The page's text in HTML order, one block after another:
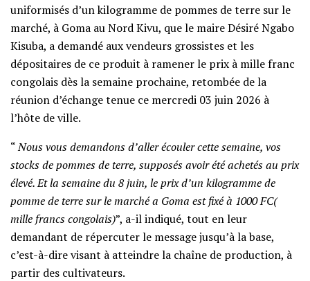
uniformisés d’un kilogramme de pommes de terre sur le
marché, à Goma au Nord Kivu, que le maire Désiré Ngabo
Kisuba, a demandé aux vendeurs grossistes et les
dépositaires de ce produit à ramener le prix à mille franc
congolais dès la semaine prochaine, retombée de la
réunion d’échange tenue ce mercredi 03 juin 2026 à
l’hôte de ville.
“Nous vous demandons d’aller écouler cette semaine, vos
stocks de pommes de terre, supposés avoir été achetés au prix
élevé. Et la semaine du 8 juin, le prix d’un kilogramme de
pomme de terre sur le marché a Goma est fixé à 1000 FC(
mille francs congolais)”, a-il indiqué, tout en leur
demandant de répercuter le message jusqu’à la base,
c’est-à-dire visant à atteindre la chaîne de production, à
partir des cultivateurs.